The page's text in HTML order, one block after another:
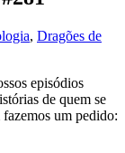
, Dragões de
episódios
de quem se
um pedido: